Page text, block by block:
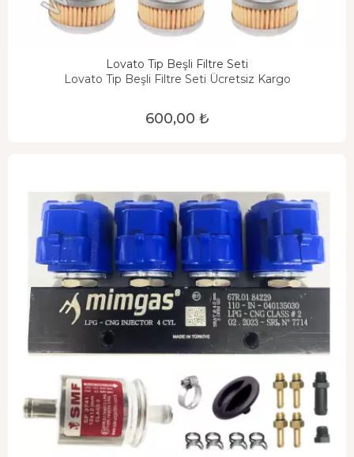
Lovato Tip Beşli Filtre Seti
Lovato Tip Beşli Filtre Seti Ücretsiz Kargo
600,00 ₺